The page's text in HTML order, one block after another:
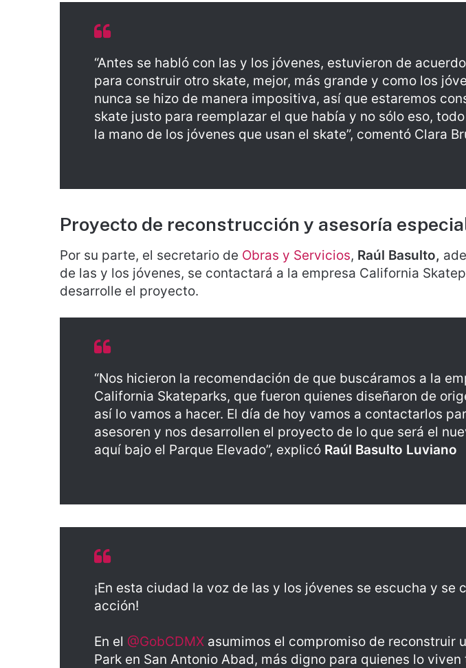
“Antes se habló con las y los jóvenes, estuvieron de
para construir otro skate, mejor, más grande y como los
nunca se hizo de manera impositiva, así que estaremos
skate justo para reemplazar el que había y no sólo eso,
la mano de los jóvenes que usan el skate”, comentó Clara
Proyecto de reconstrucción y asesoría
Por su parte, el secretario de Obras y Servicios, Raúl Basulto,
de las y los jóvenes, se contactará a la empresa California
desarrolle el proyecto.
“Nos hicieron la recomendación de que buscáramos a la
California Skateparks, que fueron quienes diseñaron de
así lo vamos a hacer. El día de hoy vamos a contactarlos
asesoren y nos desarrollen el proyecto de lo que será el
aquí bajo el Parque Elevado”, explicó Raúl Basulto Luviano
¡En esta ciudad la voz de las y los jóvenes se escucha y se
acción!
En el @GobCDMX asumimos el compromiso de reconstruir
Park en San Antonio Abad, más digno para quienes lo